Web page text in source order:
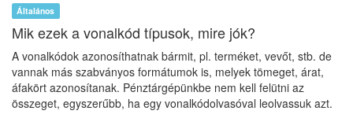
Általános
Mik ezek a vonalkód típusok, mire jók?
A vonalkódok azonosíthatnak bármit, pl. terméket, vevőt, stb. de
vannak más szabványos formátumok is, melyek tömeget, árat,
áfakört azonosítanak. Pénztárgépünkbe nem kell felütni az
összeget, egyszerűbb, ha egy vonalkódolvasóval leolvassuk azt.